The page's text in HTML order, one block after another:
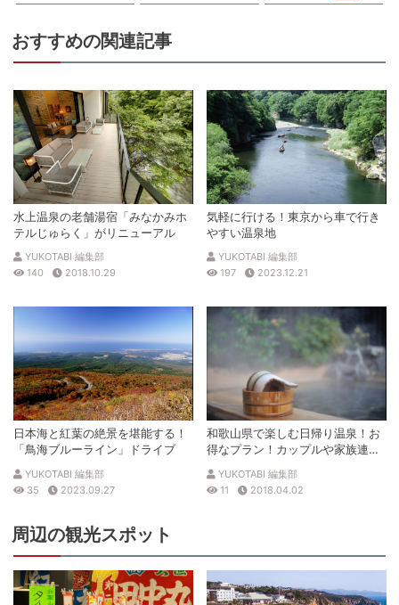
おすすめの関連記事
水上温泉の老舗湯宿「みなかみホ
テルじゅらく」がリニューアル
YUKOTABI 編集部
140
2018.10.29
気軽に行ける！東京から車で行き
やすい温泉地
YUKOTABI 編集部
197
2023.12.21
日本海と紅葉の絶景を堪能する！
「鳥海ブルーライン」ドライブ
YUKOTABI 編集部
35
2023.09.27
和歌山県で楽しむ日帰り温泉！お
得なプラン！カップルや家族連れ
等！
YUKOTABI 編集部
11
2018.04.02
周辺の観光スポット